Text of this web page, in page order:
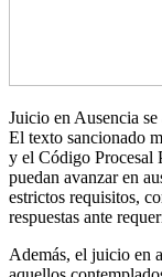
Juicio en Ausencia
El texto sancionado
y el Código Procesal
puedan avanzar en
estrictos requisitos,
respuestas ante
Además, el juicio en